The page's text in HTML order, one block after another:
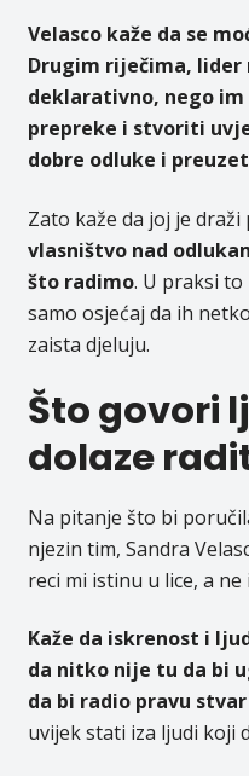
Velasco kaže da se
Drugim riječima, lider
deklarativno, nego
prepreke i stvoriti
dobre odluke i
Zato kaže da joj je draži
vlasništvo nad
što radimo. U praksi
samo osjećaj da ih
zaista djeluju.
Što govori
dolaze
Na pitanje što bi
njezin tim, Sandra
reci mi istinu u lice, a ne
Kaže da iskrenost i
da nitko nije tu da bi
da bi radio pravu
uvijek stati iza ljudi koji